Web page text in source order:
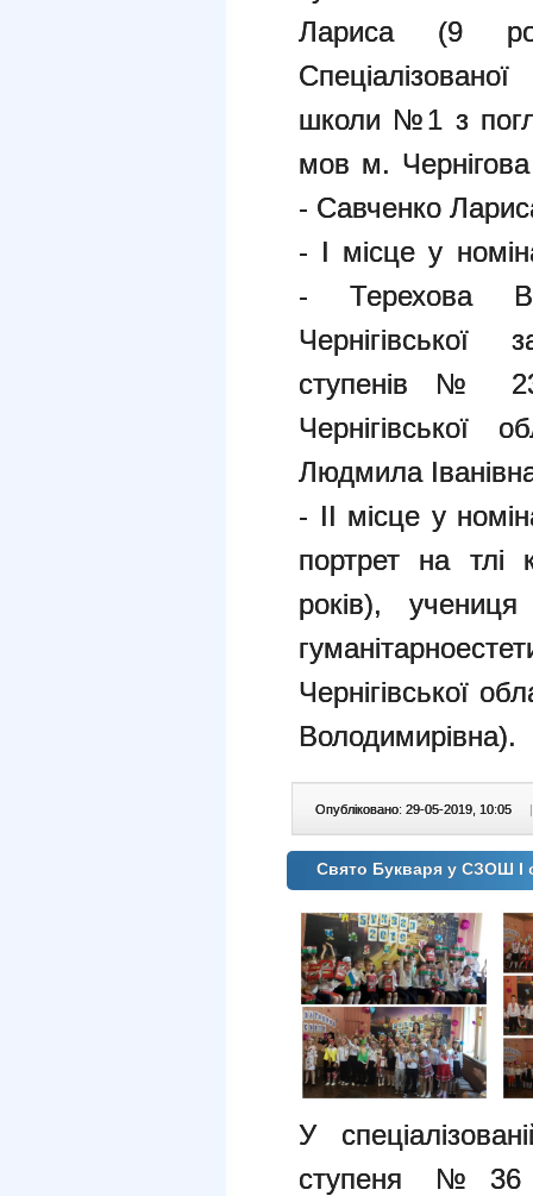
Лариса (9
школи №1 з
мов м. Чернігова
- Савченко
- І місце у
- Терехова
Чернігівської
ступенів № 23
Чернігівської
Людмила
- ІІ місце у
портрет на
років),
Чернігівської
Володимирівна).
Опубліковано: 29-05-2019, 10:05 |
Свято Букваря у СЗОШ І
У
ступеня №36